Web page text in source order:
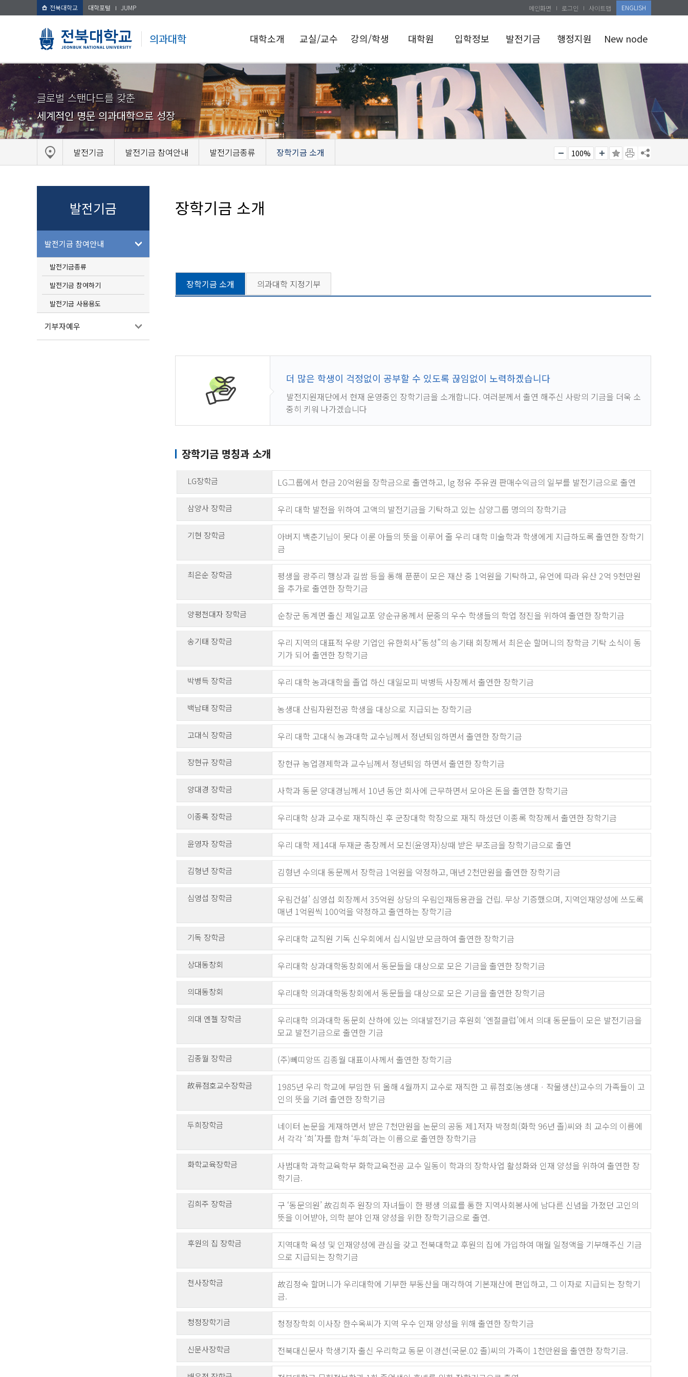
전북대학교 대학포털 JUMP
의과대학
메인화면 로그인 사이트맵 ENGLISH
대학소개
학장인사말
연혁
역대학장
교수/재학생
현황
사명/비전
조직도
관련지침
장학제도
홍보동영상
교실/교수
교원 임용
관련 및 임용
후 책무
기초의학교실
임상의학교실
의학교육학교실
인문사회의학교실
강의/학생
의예과
학과소개
전공교과과정
교육과정
의학과
교육과정
PBL/CBL
임상술기센터
대학원
일반대학원
의과학과
의학과
언어치료학과
보건대학원
보건학과
입학정보
의예과
일반대학원
보건대학원
발전기금
발전기금
참여안내
발전기금종류
발전기금
참여하기
발전기금
사용용도
기부자예우
행정지원
개교50주년행사
공지사항
교육관련
공개자료실
행정공용서식
소식지
수집현황
시설사용예약
New node
글로벌 스탠다드를 갖춘
세계적인 명문 의과대학으로 성장
발전기금 발전기금 참여안내 발전기금종류 장학기금 소개 100%
발전기금
발전기금 참여안내
발전기금종류
발전기금 참여하기
발전기금 사용용도
기부자예우
장학기금 소개
장학기금 소개 의과대학 지정기부
더 많은 학생이 걱정없이 공부할 수 있도록 끊임없이 노력하겠습니다
발전지원재단에서 현재 운영중인 장학기금을 소개합니다. 여러분께서 출연 해주신 사랑의 기금을 더욱 소
중히 키워 나가겠습니다
장학기금 명칭과 소개
LG장학금 LG그룹에서 현금 20억원을 장학금으로 출연하고, lg 정유 주유권 판매수익금의 일부를 발전기금으로 출연
삼양사 장학금 우리 대학 발전을 위하여 고액의 발전기금을 기탁하고 있는 삼양그룹 명의의 장학기금
기현 장학금
아버지 백춘기님이 못다 이룬 아들의 뜻을 이루어 줄 우리 대학 미술학과 학생에게 지급하도록 출연한 장학기
금
최은순 장학금
평생을 광주리 행상과 길쌈 등을 통해 푼푼이 모은 재산 중 1억원을 기탁하고, 유언에 따라 유산 2억 9천만원
을 추가로 출연한 장학기금
양평천대자 장학금 순창군 동계면 출신 제일교포 양순규옹께서 문중의 우수 학생들의 학업 정진을 위하여 출연한 장학기금
송기태 장학금
우리 지역의 대표적 우량 기업인 유한회사“동성”의 송기태 회장께서 최은순 할머니의 장학금 기탁 소식이 동
기가 되어 출연한 장학기금
박병득 장학금 우리 대학 농과대학을 졸업 하신 대일모피 박병득 사장께서 출연한 장학기금
백남태 장학금 농생대 산림자원전공 학생을 대상으로 지급되는 장학기금
고대식 장학금 우리 대학 고대식 농과대학 교수님께서 정년퇴임하면서 출연한 장학기금
장현규 장학금 장현규 농업경제학과 교수님께서 정년퇴임 하면서 출연한 장학기금
양대경 장학금 사학과 동문 양대경님께서 10년 동안 회사에 근무하면서 모아온 돈을 출연한 장학기금
이종록 장학금 우리대학 상과 교수로 재직하신 후 군장대학 학장으로 재직 하셨던 이종록 학장께서 출연한 장학기금
윤영자 장학금 우리 대학 제14대 두재균 총장께서 모친(윤영자)상때 받은 부조금을 장학기금으로 출연
김형년 장학금 김형년 수의대 동문께서 장학금 1억원을 약정하고, 매년 2천만원을 출연한 장학기금
심영섭 장학금
우림건설’ 심영섭 회장께서 35억원 상당의 우림인재등용관을 건립. 무상 기증했으며, 지역인재양성에 쓰도록
매년 1억원씩 100억을 약정하고 출연하는 장학기금
기독 장학금 우리대학 교직원 기독 신우회에서 십시일반 모금하여 출연한 장학기금
상대동창회 우리대학 상과대학동창회에서 동문들을 대상으로 모은 기금을 출연한 장학기금
의대동창회 우리대학 의과대학동창회에서 동문들을 대상으로 모은 기금을 출연한 장학기금
의대 엔젤 장학금
우리대학 의과대학 동문회 산하에 있는 의대발전기금 후원회 ‘엔절클럽’에서 의대 동문들이 모은 발전기금을
모교 발전기금으로 출연한 기금
김종월 장학금 (주)뻬띠앙뜨 김종월 대표이사께서 출연한 장학기금
故류점호교수장학금
1985년 우리 학교에 부임한 뒤 올해 4월까지 교수로 재직한 고 류점호(농생대ㆍ작물생산)교수의 가족들이 고
인의 뜻을 기려 출연한 장학기금
두희장학금
네이터 논문을 게재하면서 받은 7천만원을 논문의 공동 제1저자 박정희(화학 96년 졸)씨와 최 교수의 이름에
서 각각 ‘희’자를 합쳐 ‘두희’라는 이름으로 출연한 장학기금
화학교육장학금
사범대학 과학교육학부 화학교육전공 교수 일동이 학과의 장학사업 활성화와 인재 양성을 위하여 출연한 장
학기금.
김희주 장학금
구 ‘동문의원’ 故김희주 원장의 자녀들이 한 평생 의료를 통한 지역사회봉사에 남다른 신념을 가졌던 고인의
뜻을 이어받아, 의학 분야 인재 양성을 위한 장학기금으로 출연.
후원의 집 장학금
지역대학 육성 및 인재양성에 관심을 갖고 전북대학교 후원의 집에 가입하여 매월 일정액을 기부해주신 기금
으로 지급되는 장학기금
천사장학금
故김정숙 할머니가 우리대학에 기부한 부동산을 매각하여 기본재산에 편입하고, 그 이자로 지급되는 장학기
금.
청정장학기금 청정장학회 이사장 한수옥씨가 지역 우수 인재 양성을 위해 출연한 장학기금
신문사장학금 전북대신문사 학생기자 출신 우리학교 동문 이경선(국문.02 졸)씨의 가족이 1천만원을 출연한 장학기금.